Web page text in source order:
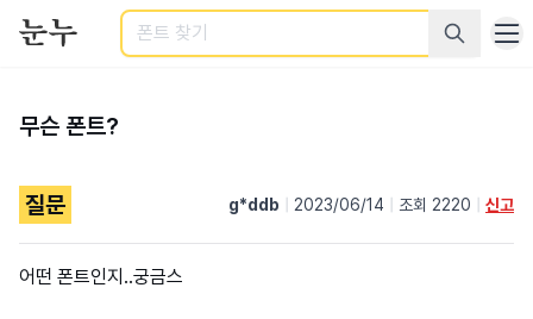
검색
무슨 폰트?
질문 g*ddb 2023/06/14 조회 2220 신고
어떤 폰트인지..궁금스